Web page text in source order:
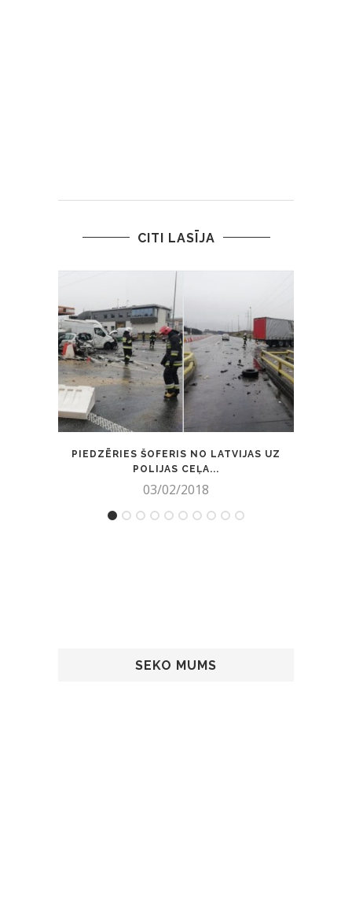
CITI LASĪJA
PIEDZĒRIES ŠOFERIS NO LATVIJAS UZ
POLIJAS CEĻA...
03/02/2018
SEKO MUMS